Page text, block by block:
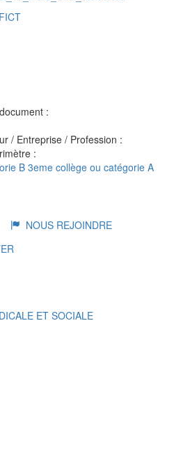
:
/ Entreprise / Profession :
:
B 3eme collège ou catégorie A
NOUS REJOINDRE
ET SOCIALE